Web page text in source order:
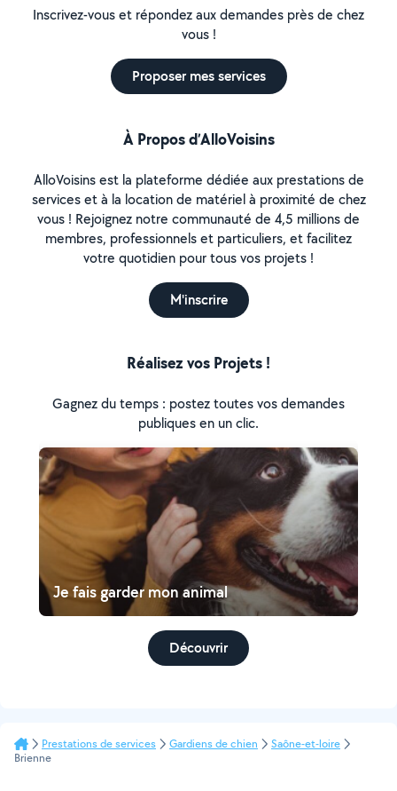
Inscrivez-vous et répondez aux demandes près de chez
vous !
Proposer mes services
À Propos d’AlloVoisins
AlloVoisins est la plateforme dédiée aux prestations de
services et à la location de matériel à proximité de chez
vous ! Rejoignez notre communauté de 4,5 millions de
membres, professionnels et particuliers, et facilitez
votre quotidien pour tous vos projets !
M'inscrire
Réalisez vos Projets !
Gagnez du temps : postez toutes vos demandes
publiques en un clic.
Je fais garder mon animal
Découvrir
Prestations de services Gardiens de chien
Saône-et-loire
Brienne